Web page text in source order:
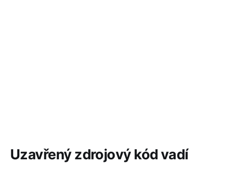
Uzavřený zdrojový kód vadí